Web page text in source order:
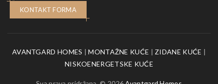
KONTAKT FORMA
AVANTGARD HOMES |MONTAŽNE KUĆE | ZIDANE KUĆE |
NISKOENERGETSKE KUĆE